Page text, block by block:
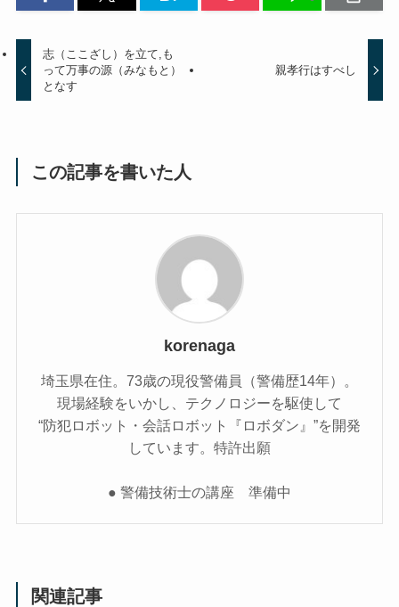
志（ここざし）を立て,も
って万事の源（みなもと）
となす
親孝行はすべし
この記事を書いた人
korenaga
埼玉県在住。73歳の現役警備員（警備歴14年）。
現場経験をいかし、テクノロジーを駆使して
“防犯ロボット・会話ロボット『ロボダン』”を開発
しています。特許出願
● 警備技術士の講座 準備中
関連記事